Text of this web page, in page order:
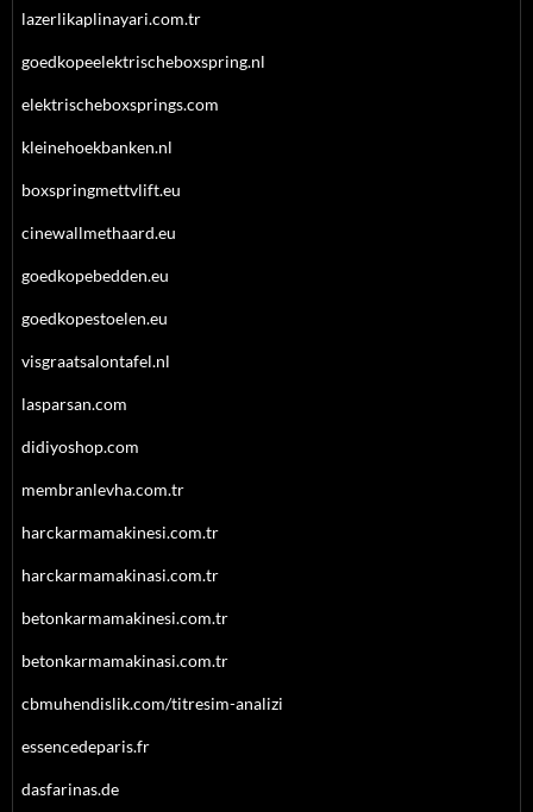
lazerlikaplinayari.com.tr
goedkopeelektrischeboxspring.nl
elektrischeboxsprings.com
kleinehoekbanken.nl
boxspringmettvlift.eu
cinewallmethaard.eu
goedkopebedden.eu
goedkopestoelen.eu
visgraatsalontafel.nl
lasparsan.com
didiyoshop.com
membranlevha.com.tr
harckarmamakinesi.com.tr
harckarmamakinasi.com.tr
betonkarmamakinesi.com.tr
betonkarmamakinasi.com.tr
cbmuhendislik.com/titresim-analizi
essencedeparis.fr
dasfarinas.de